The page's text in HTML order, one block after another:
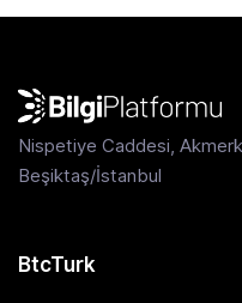
Nispetiye Caddesi,
Beşiktaş/İstanbul
BtcTurk